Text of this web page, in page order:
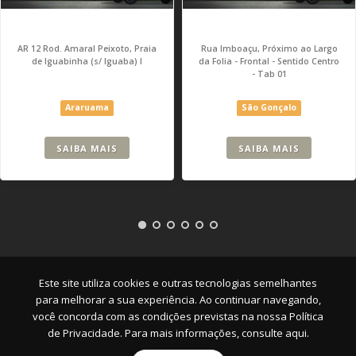
Este site utiliza cookies e outras tecnologias semelhantes
para melhorar a sua experiência. Ao continuar navegando,
você concorda com as condições previstas na nossa Política
de Privacidade. Para mais informações, consulte aqui.
AR 12 Rod. Amaral Peixoto, Praia
de Iguabinha (s/ Iguaba) I
Araruama
SAIBA MAIS
Rua Imboaçu, Próximo ao Largo
da Folia - Frontal - Sentido Centro
- Tab 01
São Gonçalo
SAIBA MAIS
Empresa|Serviços|Pontos|Contato